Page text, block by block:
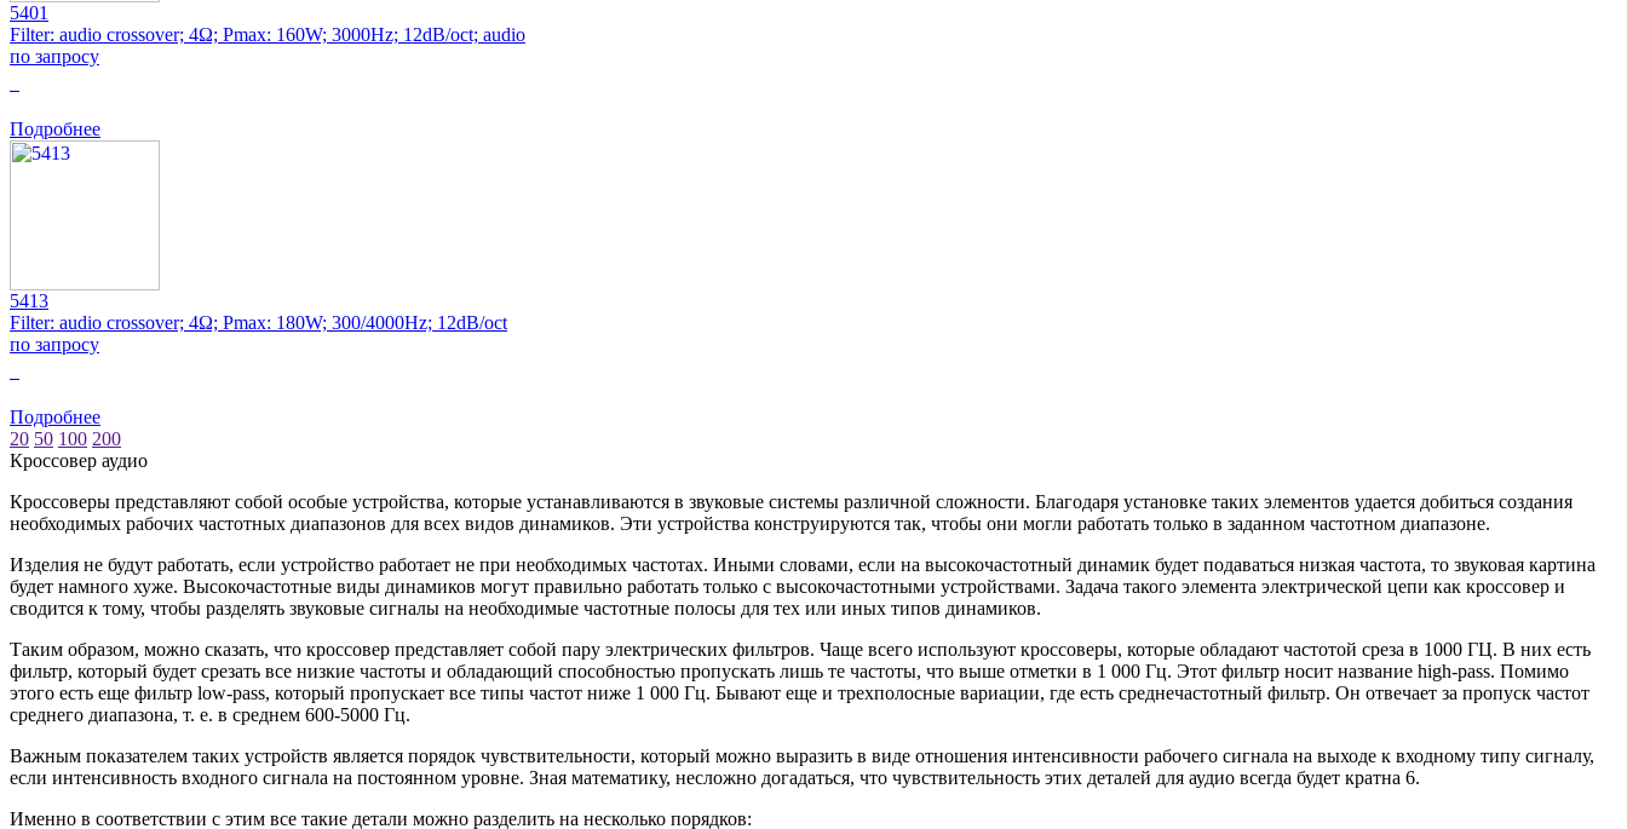
5401
Filter: audio crossover; 4Ω; Pmax: 160W; 3000Hz; 12dB/oct; audio
по запросу
Подробнее
5413
Filter: audio crossover; 4Ω; Pmax: 180W; 300/4000Hz; 12dB/oct
по запросу
Подробнее
20 50 100 200
Кроссовер аудио
Кроссоверы представляют собой особые устройства, которые устанавливаются в звуковые системы различной сложности. Благодаря установке таких элементов удается добиться создания
необходимых рабочих частотных диапазонов для всех видов динамиков. Эти устройства конструируются так, чтобы они могли работать только в заданном частотном диапазоне.
Изделия не будут работать, если устройство работает не при необходимых частотах. Иными словами, если на высокочастотный динамик будет подаваться низкая частота, то звуковая картина
будет намного хуже. Высокочастотные виды динамиков могут правильно работать только с высокочастотными устройствами. Задача такого элемента электрической цепи как кроссовер и
сводится к тому, чтобы разделять звуковые сигналы на необходимые частотные полосы для тех или иных типов динамиков.
Таким образом, можно сказать, что кроссовер представляет собой пару электрических фильтров. Чаще всего используют кроссоверы, которые обладают частотой среза в 1000 ГЦ. В них есть
фильтр, который будет срезать все низкие частоты и обладающий способностью пропускать лишь те частоты, что выше отметки в 1 000 Гц. Этот фильтр носит название high-pass. Помимо
этого есть еще фильтр low-pass, который пропускает все типы частот ниже 1 000 Гц. Бывают еще и трехполосные вариации, где есть среднечастотный фильтр. Он отвечает за пропуск частот
среднего диапазона, т. е. в среднем 600-5000 Гц.
Важным показателем таких устройств является порядок чувствительности, который можно выразить в виде отношения интенсивности рабочего сигнала на выходе к входному типу сигналу,
если интенсивность входного сигнала на постоянном уровне. Зная математику, несложно догадаться, что чувствительность этих деталей для аудио всегда будет кратна 6.
Именно в соответствии с этим все такие детали можно разделить на несколько порядков: